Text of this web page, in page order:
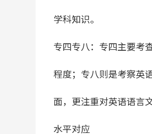
学科知识。
专四专八：专四主要考
程度；专八则是考察英
面，更注重对英语语言
水平对应